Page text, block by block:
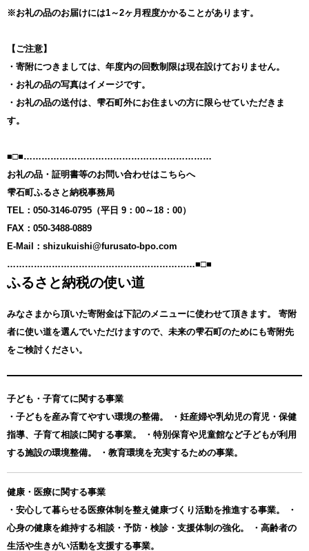
※お礼の品のお届けには1～2ヶ月程度かかることがあります。
【ご注意】
・寄附につきましては、年度内の回数制限は現在設けておりません。
・お礼の品の写真はイメージです。
・お礼の品の送付は、雫石町外にお住まいの方に限らせていただきま
す。
■□■………………………………………………………
お礼の品・証明書等のお問い合わせはこちらへ
雫石町ふるさと納税事務局
TEL：050-3146-0795（平日 9：00～18：00）
FAX：050-3488-0889
E-Mail：shizukuishi@furusato-bpo.com
………………………………………………………■□■
ふるさと納税の使い道
みなさまから頂いた寄附金は下記のメニューに使わせて頂きます。
寄附
者に使い道を選んでいただけますので、未来の雫石町のためにも寄附先
をご検討ください。
子ども・子育てに関する事業
・子どもを産み育てやすい環境の整備。 ・妊産婦や乳幼児の育児・保健
指導、子育て相談に関する事業。 ・特別保育や児童館など子どもが利用
する施設の環境整備。 ・教育環境を充実するための事業。
健康・医療に関する事業
・安心して暮らせる医療体制を整え健康づくり活動を推進する事業。 ・
心身の健康を維持する相談・予防・検診・支援体制の強化。 ・高齢者の
生活や生きがい活動を支援する事業。